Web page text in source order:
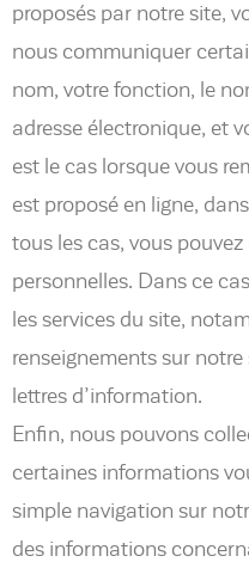
proposés par notre site,
nous communiquer
nom, votre fonction, le
adresse électronique, et
est le cas lorsque vous
est proposé en ligne,
tous les cas, vous
personnelles. Dans ce
les services du site,
renseignements sur
lettres d’information.
Enfin, nous pouvons
certaines informations
simple navigation sur
des informations